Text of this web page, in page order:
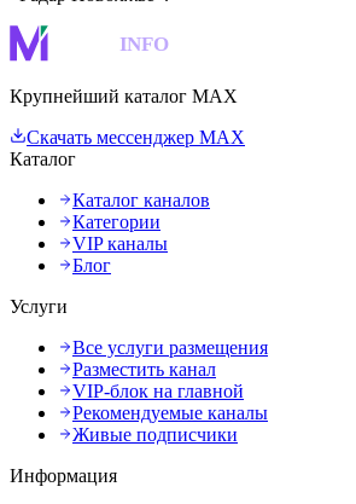
INFO
Крупнейший каталог MAX
Скачать мессенджер MAX
Каталог
Каталог каналов
Категории
VIP каналы
Блог
Услуги
Все услуги размещения
Разместить канал
VIP-блок на главной
Рекомендуемые каналы
Живые подписчики
Информация